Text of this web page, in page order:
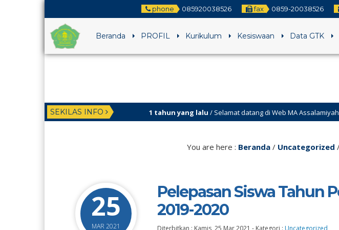
phone 085920038526 fax 0859-20038526
Beranda PROFIL Kurikulum Kesiswaan Data GTK
SEKILAS INFO 1 tahun yang lalu/ Selamat datang di Web MA Assalamiyah Jawilan
You are here : Beranda / Uncategorized
25
MAR 2021
Pelepasan Siswa Tahun
2019-2020
Diterbitkan : Kamis, 25 Mar 2021 - Kategori : Uncategorized